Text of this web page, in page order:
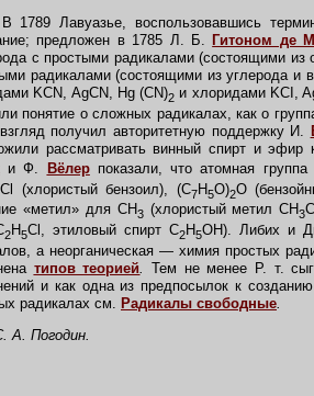
1789 Лавуазье, воспользовавшись
предложен в 1785 Л. Б. Гитоном де
с простыми радикалами (состоящими из
радикалами (состоящими из углерода и
KCN, AgCN, Hg (CN)2 и хлоридами KCI,
понятие о сложных радикалах, как о
получил авторитетную поддержку И.
рассматривать винный спирт и эфир
и Ф. Вёлерпоказали, что атомная группа
(хлористый бензоил), (C7H5O)2O
«метил» для CH3(хлористый метил CH3
2H5Cl, этиловый спирт C2H5OH). Либих и
а неорганическая — химия простых
типов теорией
Тем не менее Р. т.
и как одна из предпосылок к созданию
радикалах см. Радикалы свободные
А. Погодин.